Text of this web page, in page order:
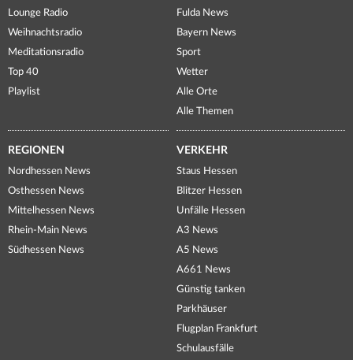
Lounge Radio
Weihnachtsradio
Meditationsradio
Top 40
Playlist
Fulda News
Bayern News
Sport
Wetter
Alle Orte
Alle Themen
REGIONEN
Nordhessen News
Osthessen News
Mittelhessen News
Rhein-Main News
Südhessen News
VERKEHR
Staus Hessen
Blitzer Hessen
Unfälle Hessen
A3 News
A5 News
A661 News
Günstig tanken
Parkhäuser
Flugplan Frankfurt
Schulausfälle